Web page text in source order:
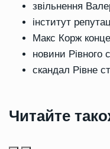
звільнення
інститут
Макс Корж
новини Рівного
скандал Рівне
Читайте